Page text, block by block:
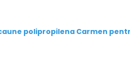
polipropilena Carmen